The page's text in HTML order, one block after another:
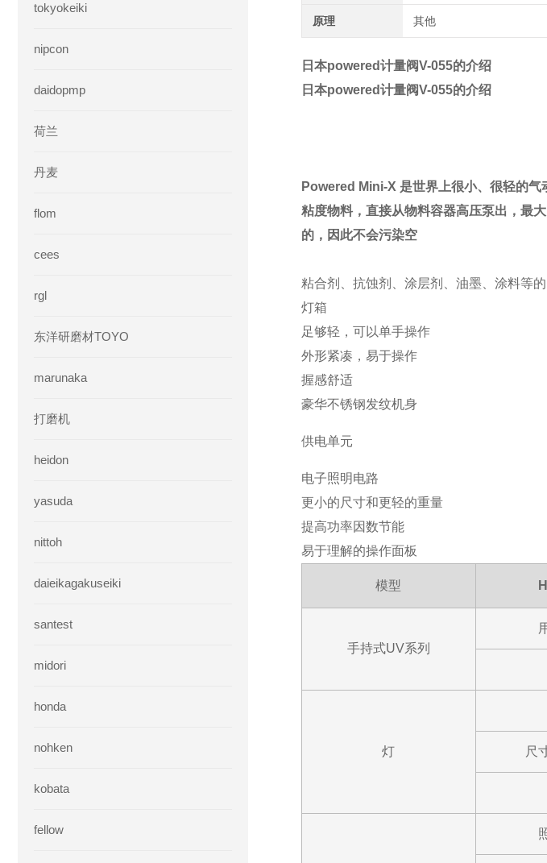
tokyokeiki
nipcon
daidopmp
荷兰
丹麦
flom
cees
rgl
东洋研磨材TOYO
marunaka
打磨机
heidon
yasuda
nittoh
daieikagakuseiki
santest
midori
honda
nohken
kobata
fellow
原理 其他
日本powered计量阀V-055的介绍
日本powered计量阀V-055的介绍
Powered Mini-X 是世界上很小、 很轻的气
粘度物料，直接从物料容器高压泵出，最
的，因此不会污染空
粘合剂、抗蚀剂、涂层剂、油墨、涂料等的
灯箱
足够轻，可以单手操作
外形紧凑，易于操作
握感舒适
豪华不锈钢发纹机身
供电单元
电子照明电路
更小的尺寸和更轻的重量
提高功率因数节能
易于理解的操作面板
模型
手持式UV系列
灯 尺